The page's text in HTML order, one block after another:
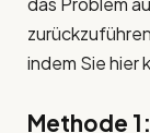
indem Sie hier
Methode